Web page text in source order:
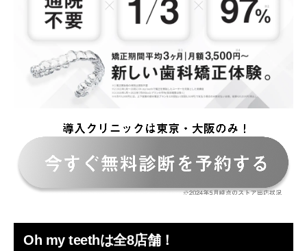
【四ツ橋駅徒歩5分】大阪心斎橋矯正歯科
Oh my teethの店舗に関するFAQ
Oh my teethの店舗の予約方法を教えてください！
Oh my teethの無料診断ではどんなことをしますか？
Oh my teethの店舗に遠方から来る人もいますか？
Oh my teethの店舗は駅チカで便利！カジュアルで
おしゃれな雰囲気が魅力
Oh my teethは全8店舗！